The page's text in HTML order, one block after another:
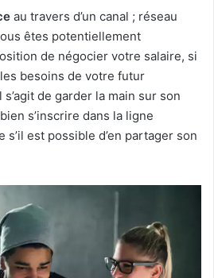
au travers d’un canal ; réseau
êtes potentiellement
de négocier votre salaire, si
besoins de votre futur
de garder la main sur son
s’inscrire dans la ligne
est possible d’en partager son